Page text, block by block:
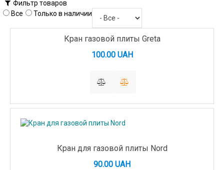
Фильтр товаров
Все
Только в наличии
Кран газовой плиты Greta
100.00 UAH
Кран для газовой плиты Nord
90.00 UAH